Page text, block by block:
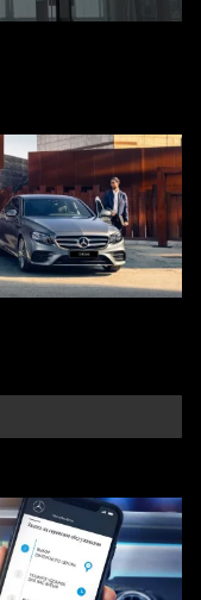
за 10 000 ₽